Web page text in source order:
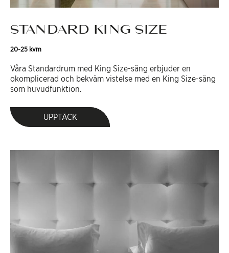
STANDARD KING SIZE
20-25 kvm
Våra Standardrum med King Size-säng erbjuder en
okomplicerad och bekväm vistelse med en King Size-säng
som huvudfunktion.
UPPTÄCK